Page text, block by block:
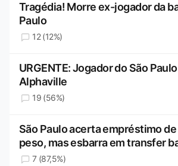
Tragédia! Morre ex-jogador da
Paulo
12 (12%)
URGENTE: Jogador do São
Alphaville
19 (56%)
São Paulo acerta empréstimo
peso, mas esbarra em transfer
7 (87,5%)